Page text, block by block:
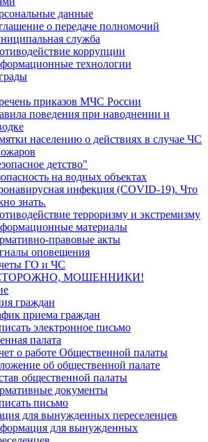
данные
о передаче полномочий
служба
коррупции
технологии
приказов МЧС России
поведения при наводнении и
населению о действиях в случае ЧС
детство"
на водных объектах
инфекция (COVID-19). Что
знать.
терроризму и экстремизму
материалы
правовые акты
оповещения
ГО и ЧС
МОШЕННИКИ!
граждан
приема граждан
электронное письмо
палата
о работе Общественной палаты
об общественной палате
общественной палаты
документы
письмо
для вынужденных переселенцев
для вынужденных